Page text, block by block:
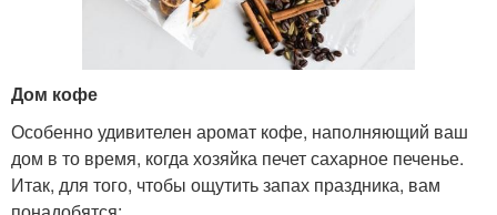
Дом кофе
Особенно удивителен аромат кофе, наполняющий ваш
дом в то время, когда хозяйка печет сахарное печенье.
Итак, для того, чтобы ощутить запах праздника, вам